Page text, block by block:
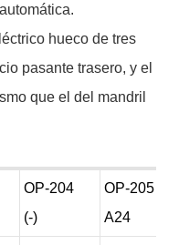
hueco de tres
pasante trasero, y el
que el del mandril
OP-204
(-)
OP-205
A24